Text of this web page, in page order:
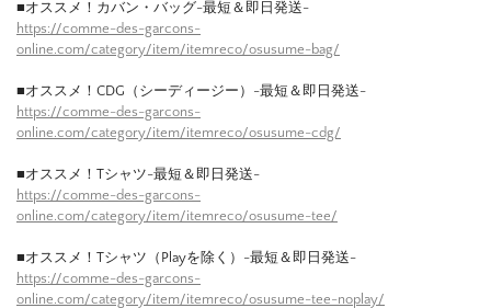
■オススメ！カバン・バッグ-最短＆即日発送-
https://comme-des-garcons-
online.com/category/item/itemreco/osusume-bag/
■オススメ！CDG（シーディージー）-最短＆即日発送-
https://comme-des-garcons-
online.com/category/item/itemreco/osusume-cdg/
■オススメ！Tシャツ-最短＆即日発送-
https://comme-des-garcons-
online.com/category/item/itemreco/osusume-tee/
■オススメ！Tシャツ（Playを除く）-最短＆即日発送-
https://comme-des-garcons-
online.com/category/item/itemreco/osusume-tee-noplay/